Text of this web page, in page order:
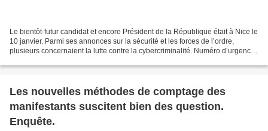
Le bientôt-futur candidat et encore Président de la République était à Nice le
10 janvier. Parmi ses annonces sur la sécurité et les forces de l’ordre,
plusieurs concernaient la lutte contre la cybercriminalité. Numéro d’urgence
Les nouvelles méthodes de comptage des
manifestants suscitent bien des question.
Enquête.